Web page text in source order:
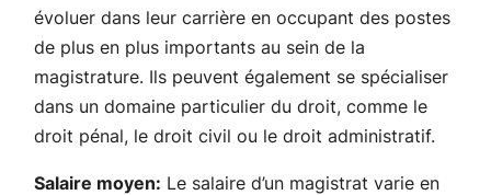
évoluer dans leur carrière en occupant des postes
de plus en plus importants au sein de la
magistrature. Ils peuvent également se spécialiser
dans un domaine particulier du droit, comme le
droit pénal, le droit civil ou le droit administratif.
Salaire moyen: Le salaire d’un magistrat varie en